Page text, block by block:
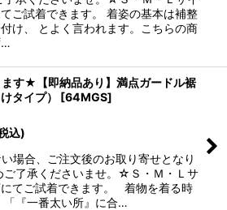
ご試着できます。 着姿の基本は補整
け、 とよく言われます。こちらの商
…
す★【即納品あり】満点ガードル裾
タイプ）
[64MGS]
込)
場合、ご注文後のお取り寄せとなり
ご了承くださいませ。☆Ｓ・Ｍ・Ｌサ
てご試着できます。 着物を着る時
「『一番太い所』に合…